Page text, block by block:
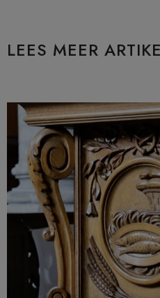
LEES MEER